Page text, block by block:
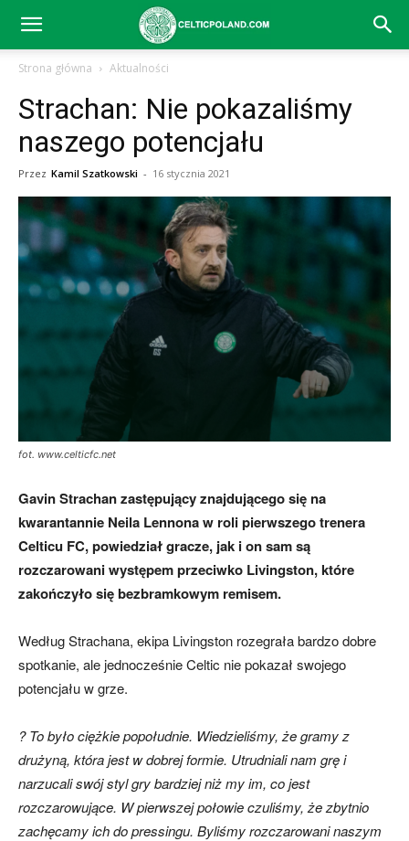
Celtic
Glasgow
aktualności
(transfery,
Strona główna Aktualności
Strachan: Nie pokazaliśmy
naszego potencjału
Przez Kamil Szatkowski - 16 stycznia 2021
fot. www.celticfc.net
Gavin Strachan zastępujący znajdującego się na
kwarantannie Neila Lennona w roli pierwszego trenera
Celticu FC, powiedział gracze, jak i on sam są
rozczarowani występem przeciwko Livingston, które
zakończyło się bezbramkowym remisem.
Według Strachana, ekipa Livingston rozegrała bardzo dobre
spotkanie, ale jednocześnie Celtic nie pokazał swojego
potencjału w grze.
? To było ciężkie popołudnie. Wiedzieliśmy, że gramy z
drużyną, która jest w dobrej formie. Utrudniali nam grę i
narzucali swój styl gry bardziej niż my im, co jest
rozczarowujące. W pierwszej połowie czuliśmy, że zbytnio
zachęcamy ich do pressingu. Byliśmy rozczarowani naszym